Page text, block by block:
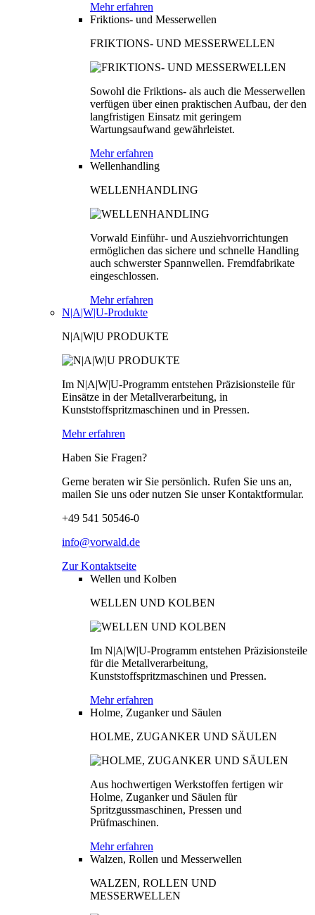
Mehr erfahren
Friktions- und Messerwellen
FRIKTIONS- UND MESSERWELLEN
Sowohl die Friktions- als auch die Messerwellen
verfügen über einen praktischen Aufbau, der den
langfristigen Einsatz mit geringem
Wartungsaufwand gewährleistet.
Mehr erfahren
Wellenhandling
WELLENHANDLING
Vorwald Einführ- und Ausziehvorrichtungen
ermöglichen das sichere und schnelle Handling
auch schwerster Spannwellen. Fremdfabrikate
eingeschlossen.
Mehr erfahren
N|A|W|U-Produkte
N|A|W|U PRODUKTE
Im N|A|W|U-Programm entstehen Präzisionsteile für
Einsätze in der Metallverarbeitung, in
Kunststoffspritzmaschinen und in Pressen.
Mehr erfahren
Haben Sie Fragen?
Gerne beraten wir Sie persönlich. Rufen Sie uns an,
mailen Sie uns oder nutzen Sie unser Kontaktformular.
+49 541 50546-0
info@vorwald.de
Zur Kontaktseite
Wellen und Kolben
WELLEN UND KOLBEN
Im N|A|W|U-Programm entstehen Präzisionsteile
für die Metallverarbeitung,
Kunststoffspritzmaschinen und Pressen.
Mehr erfahren
Holme, Zuganker und Säulen
HOLME, ZUGANKER UND SÄULEN
Aus hochwertigen Werkstoffen fertigen wir
Holme, Zuganker und Säulen für
Spritzgussmaschinen, Pressen und
Prüfmaschinen.
Mehr erfahren
Walzen, Rollen und Messerwellen
WALZEN, ROLLEN UND
MESSERWELLEN